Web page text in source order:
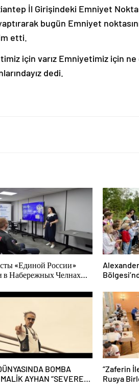
İl Girişindeki Emniyet
bugün Emniyet
etti.
için varız Emniyetimiz için
dedi.
«Единой России»
в Набережных Челнах
специалистов
BOMBA
AYHAN “SEVEREK
“Zaferin
Rusya